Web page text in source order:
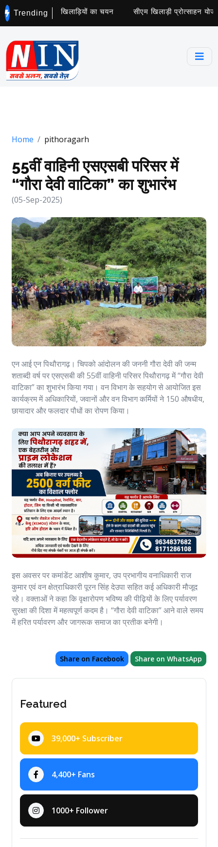
Trending
कॉलेज के लिए 5 खिलाड़ियों का चयन सीएम खिलाड़ी प्रोत्साहन
Home pithoragarh
55वीं वाहिनी एसएसबी परिसर में
“गौरा देवी वाटिका” का शुभारंभ
(05-Sep-2025)
एन आई एन पिथौरागढ़। चिपको आंदोलन की जननी गौरा देवी की जन्म
शताब्दी वर्ष पर एसएसबी की 55वीं वाहिनी परिसर पिथौरागढ़ में “गौरा देवी
वाटिका” का शुभारंभ किया गया। वन विभाग के सहयोग से आयोजित इस
कार्यक्रम में अधिकारियों, जवानों और वन विभाग कर्मियों ने 150 औषधीय,
छायादार और फलदार पौधों का रोपण किया।
इस अवसर पर कमांडेंट आशीष कुमार, उप प्रभागीय वनाधिकारी राज
कुमार एवं वन क्षेत्राधिकारी पूरन सिंह देउपा सहित कई अधिकारी मौजूद
रहे। वक्ताओं ने कहा कि वृक्षारोपण भविष्य की पीढ़ियों के लिए पर्यावरण
सुरक्षा की दिशा में महत्वपूर्ण कदम है। “गौरा देवी वाटिका” आने वाले समय
में हरित पर्यावरण और जागरूक समाज का प्रतीक बनेगी।
Share on Facebook Share on WhatsApp
Featured
39,000+ Subscriber
4,400+ Fans
1000+ Follower